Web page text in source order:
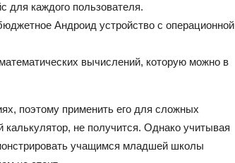
для каждого пользователя.
Андроид устройство с операционной
вычислений, которую можно в
поэтому применить его для сложных
не получится. Однако учитывая
учащимся младшей школы